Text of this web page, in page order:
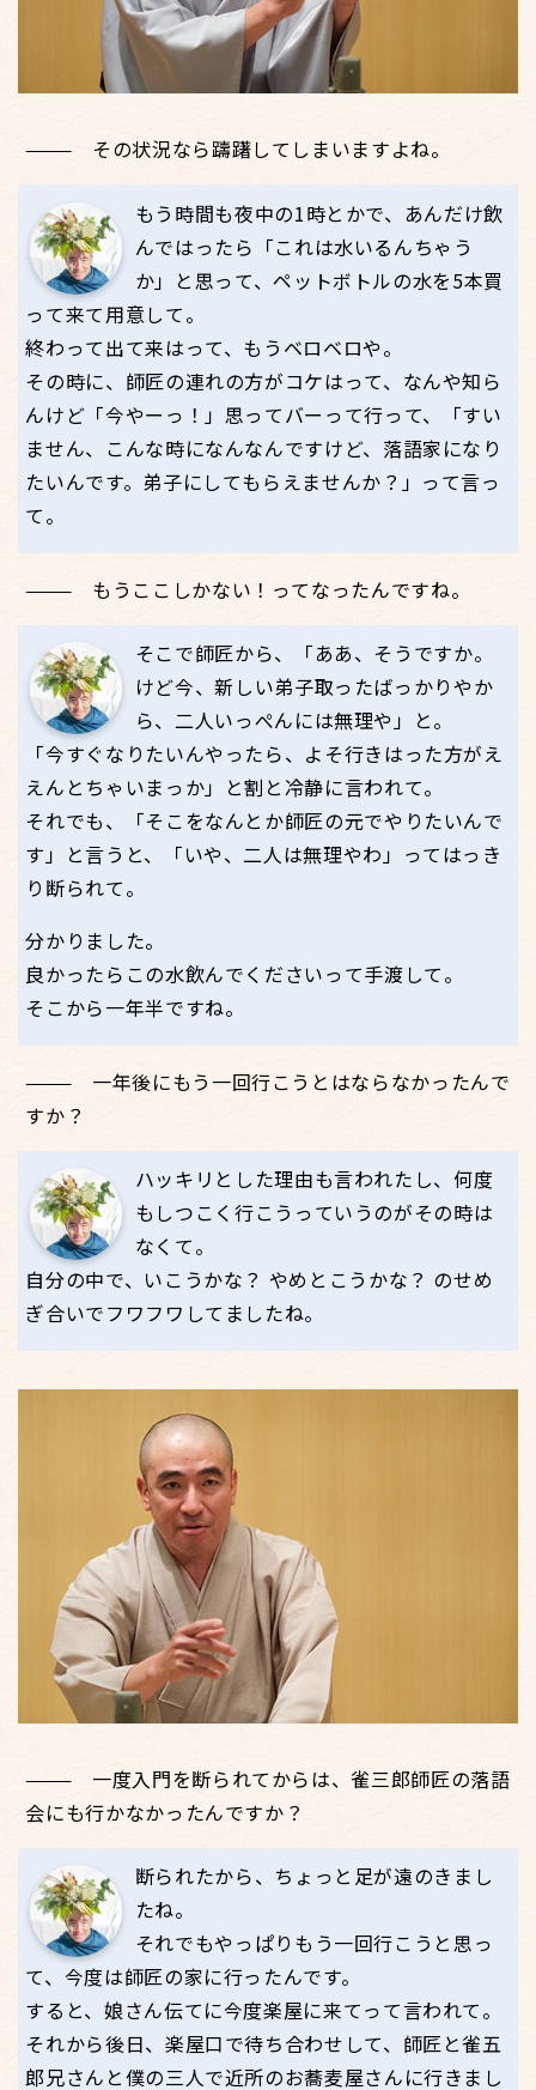
その状況なら躊躇してしまいますよね。
もう時間も夜中の1時とかで、あんだけ飲
んではったら「これは水いるんちゃう
か」と思って、ペットボトルの水を5本買
って来て用意して。
終わって出て来はって、もうベロベロや。
その時に、師匠の連れの方がコケはって、なんや知ら
んけど「今やーっ！」思ってバーって行って、「すい
ません、こんな時になんなんですけど、落語家になり
たいんです。弟子にしてもらえませんか？」って言っ
て。
もうここしかない！ってなったんですね。
そこで師匠から、「ああ、そうですか。
けど今、新しい弟子取ったばっかりやか
ら、二人いっぺんには無理や」と。
「今すぐなりたいんやったら、よそ行きはった方がえ
えんとちゃいまっか」と割と冷静に言われて。
それでも、「そこをなんとか師匠の元でやりたいんで
す」と言うと、「いや、二人は無理やわ」ってはっき
り断られて。
分かりました。
良かったらこの水飲んでくださいって手渡して。
そこから一年半ですね。
一年後にもう一回行こうとはならなかったんで
すか？
ハッキリとした理由も言われたし、何度
もしつこく行こうっていうのがその時は
なくて。
自分の中で、いこうかな？ やめとこうかな？ のせめ
ぎ合いでフワフワしてましたね。
一度入門を断られてからは、雀三郎師匠の落語
会にも行かなかったんですか？
断られたから、ちょっと足が遠のきまし
たね。
それでもやっぱりもう一回行こうと思っ
て、今度は師匠の家に行ったんです。
すると、娘さん伝てに今度楽屋に来てって言われて。
それから後日、楽屋口で待ち合わせして、師匠と雀五
郎兄さんと僕の三人で近所のお蕎麦屋さんに行きまし